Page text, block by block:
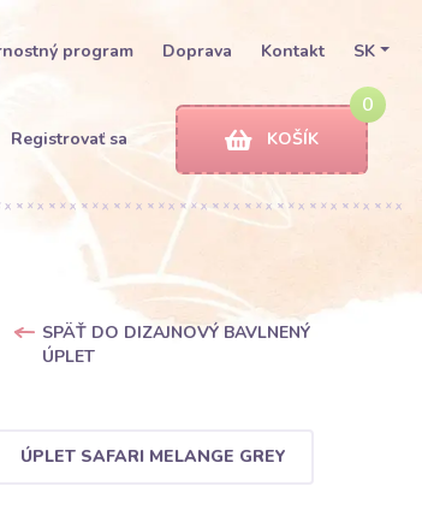
program Doprava Kontakt SK
Registrovať sa
0
KOŠÍK
SPÄŤ DO DIZAJNOVÝ BAVLNENÝ
ÚPLET
ÚPLET SAFARI MELANGE GREY